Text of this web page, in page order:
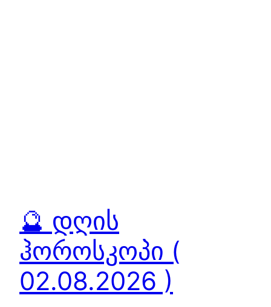
🔮 დღის
ჰოროსკოპი (
02.08.2026 )